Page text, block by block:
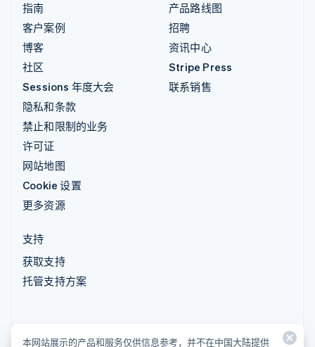
指南
客户案例
博客
社区
Sessions 年度大会
隐私和条款
禁止和限制的业务
许可证
网站地图
Cookie 设置
更多资源
产品路线图
招聘
资讯中心
Stripe Press
联系销售
支持
获取支持
托管支持方案
本网站展示的产品和服务仅供信息参考，并不在中国大陆提供